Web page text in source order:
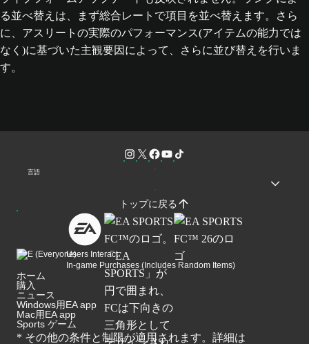
る並べ替えは、まず総合レートで項目を並べ替えます。さら
に、アスリートの実際のパフォーマンス(アイテムの能力では
なく)に基づいた主観要因によって、さらに並び替えを行いま
す。
言語
トップに戻る
Users Interact
In-game Purchases (Includes Random Items)
ホーム
購入
ニュース
Windows用EA app
Mac用EA app
Sports ゲーム
* その他の条件と制限が適用されます。詳細は